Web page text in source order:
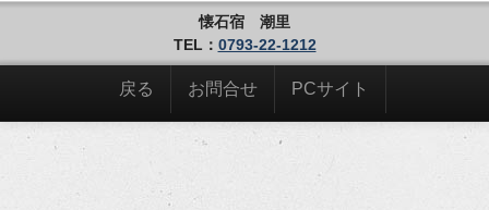
懐石宿 潮里
TEL： 0793-22-1212
戻る お問合せ PCサイト